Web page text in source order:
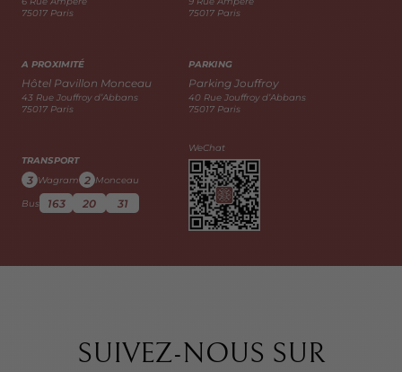
75017 Paris
75017 Paris
A PROXIMITÉ
Hôtel Pavillon Monceau
43 Rue Jouffroy d’Abbans
75017 Paris
PARKING
Parking Jouffroy
40 Rue Jouffroy d’Abbans
75017 Paris
TRANSPORT
3 Wagram 2 Monceau
Bus
163 20 31
WeChat
SUIVEZ-NOUS SUR